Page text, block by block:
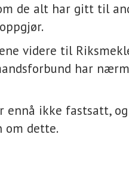
de alt har gitt til
videre til
har
ennå ikke fastsatt,
om dette.